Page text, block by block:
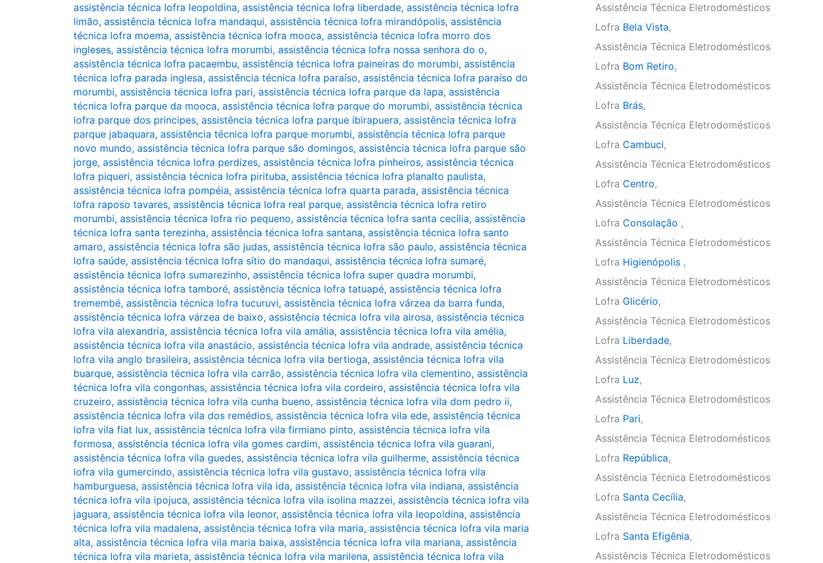
assistência técnica lofra leopoldina, assistência técnica lofra liberdade, assistência técnica lofra
limão, assistência técnica lofra mandaqui, assistência técnica lofra mirandópolis, assistência
técnica lofra moema, assistência técnica lofra mooca, assistência técnica lofra morro dos
ingleses, assistência técnica lofra morumbi, assistência técnica lofra nossa senhora do o,
assistência técnica lofra pacaembu, assistência técnica lofra paineiras do morumbi, assistência
técnica lofra parada inglesa, assistência técnica lofra paraíso, assistência técnica lofra paraíso do
morumbi, assistência técnica lofra pari, assistência técnica lofra parque da lapa, assistência
técnica lofra parque da mooca, assistência técnica lofra parque do morumbi, assistência técnica
lofra parque dos principes, assistência técnica lofra parque ibirapuera, assistência técnica lofra
parque jabaquara, assistência técnica lofra parque morumbi, assistência técnica lofra parque
novo mundo, assistência técnica lofra parque são domingos, assistência técnica lofra parque são
jorge, assistência técnica lofra perdizes, assistência técnica lofra pinheiros, assistência técnica
lofra piqueri, assistência técnica lofra pirituba, assistência técnica lofra planalto paulista,
assistência técnica lofra pompéia, assistência técnica lofra quarta parada, assistência técnica
lofra raposo tavares, assistência técnica lofra real parque, assistência técnica lofra retiro
morumbi, assistência técnica lofra rio pequeno, assistência técnica lofra santa cecília, assistência
técnica lofra santa terezinha, assistência técnica lofra santana, assistência técnica lofra santo
amaro, assistência técnica lofra são judas, assistência técnica lofra são paulo, assistência técnica
lofra saúde, assistência técnica lofra sítio do mandaqui, assistência técnica lofra sumaré,
assistência técnica lofra sumarezinho, assistência técnica lofra super quadra morumbi,
assistência técnica lofra tamboré, assistência técnica lofra tatuapé, assistência técnica lofra
tremembé, assistência técnica lofra tucuruvi, assistência técnica lofra várzea da barra funda,
assistência técnica lofra várzea de baixo, assistência técnica lofra vila airosa, assistência técnica
lofra vila alexandria, assistência técnica lofra vila amália, assistência técnica lofra vila amélia,
assistência técnica lofra vila anastácio, assistência técnica lofra vila andrade, assistência técnica
lofra vila anglo brasileira, assistência técnica lofra vila bertioga, assistência técnica lofra vila
buarque, assistência técnica lofra vila carrão, assistência técnica lofra vila clementino, assistência
técnica lofra vila congonhas, assistência técnica lofra vila cordeiro, assistência técnica lofra vila
cruzeiro, assistência técnica lofra vila cunha bueno, assistência técnica lofra vila dom pedro ii,
assistência técnica lofra vila dos remédios, assistência técnica lofra vila ede, assistência técnica
lofra vila fiat lux, assistência técnica lofra vila firmiano pinto, assistência técnica lofra vila
formosa, assistência técnica lofra vila gomes cardim, assistência técnica lofra vila guarani,
assistência técnica lofra vila guedes, assistência técnica lofra vila guilherme, assistência técnica
lofra vila gumercindo, assistência técnica lofra vila gustavo, assistência técnica lofra vila
hamburguesa, assistência técnica lofra vila ida, assistência técnica lofra vila indiana, assistência
técnica lofra vila ipojuca, assistência técnica lofra vila isolina mazzei, assistência técnica lofra vila
jaguara, assistência técnica lofra vila leonor, assistência técnica lofra vila leopoldina, assistência
técnica lofra vila madalena, assistência técnica lofra vila maria, assistência técnica lofra vila maria
alta, assistência técnica lofra vila maria baixa, assistência técnica lofra vila mariana, assistência
técnica lofra vila marieta, assistência técnica lofra vila marilena, assistência técnica lofra vila
Assistência Técnica Eletrodomésticos
Lofra Bela Vista,
Assistência Técnica Eletrodomésticos
Lofra Bom Retiro,
Assistência Técnica Eletrodomésticos
Lofra Brás,
Assistência Técnica Eletrodomésticos
Lofra Cambuci,
Assistência Técnica Eletrodomésticos
Lofra Centro,
Assistência Técnica Eletrodomésticos
Lofra Consolação ,
Assistência Técnica Eletrodomésticos
Lofra Higienópolis ,
Assistência Técnica Eletrodomésticos
Lofra Glicério,
Assistência Técnica Eletrodomésticos
Lofra Liberdade,
Assistência Técnica Eletrodomésticos
Lofra Luz,
Assistência Técnica Eletrodomésticos
Lofra Pari,
Assistência Técnica Eletrodomésticos
Lofra República,
Assistência Técnica Eletrodomésticos
Lofra Santa Cecília,
Assistência Técnica Eletrodomésticos
Lofra Santa Efigênia,
Assistência Técnica Eletrodomésticos